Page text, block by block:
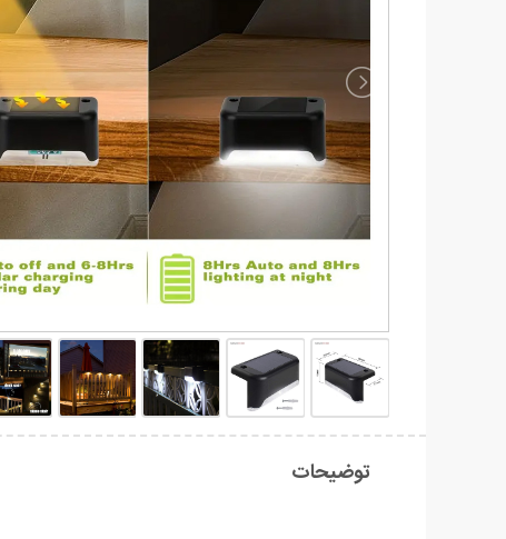
توضیحات